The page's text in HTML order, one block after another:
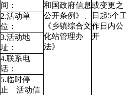
间：
和国政府信息
公开条例》
《乡镇综合文
化站管理办
法》
或变更之
日起5个
作日内公
开
2.活动单
位：
3.活动地
址：
4.联系电
话：
5.临时停
止 活动信